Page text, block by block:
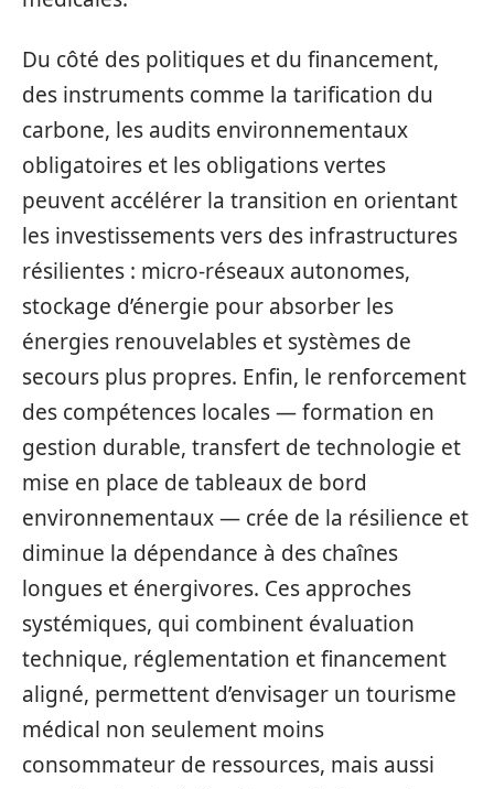
Du côté des politiques et du financement,
des instruments comme la tarification du
carbone, les audits environnementaux
obligatoires et les obligations vertes
peuvent accélérer la transition en orientant
les investissements vers des infrastructures
résilientes : micro-réseaux autonomes,
stockage d’énergie pour absorber les
énergies renouvelables et systèmes de
secours plus propres. Enfin, le renforcement
des compétences locales — formation en
gestion durable, transfert de technologie et
mise en place de tableaux de bord
environnementaux — crée de la résilience et
diminue la dépendance à des chaînes
longues et énergivores. Ces approches
systémiques, qui combinent évaluation
technique, réglementation et financement
aligné, permettent d’envisager un tourisme
médical non seulement moins
consommateur de ressources, mais aussi